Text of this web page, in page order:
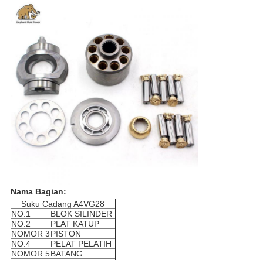
Nama Bagian:
Suku Cadang A4VG28
NO.1
BLOK SILINDER
NO.2
PLAT KATUP
NOMOR 3PISTON
NO.4
PELAT PELATIH
NOMOR 5BATANG